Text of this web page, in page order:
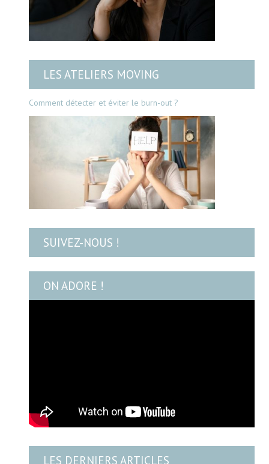
LES ATELIERS MOVING
Comment détecter et éviter le burn-out ?
SUIVEZ-NOUS !
ON ADORE !
LES DERNIERS ARTICLES